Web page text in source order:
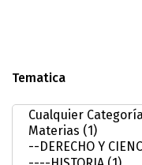
Tematica